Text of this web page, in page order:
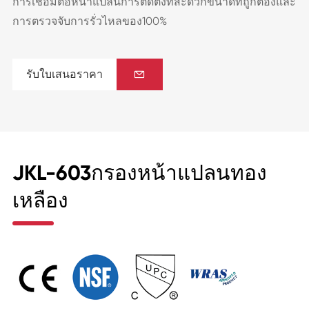
การตรวจจับการรั่วไหลของ100%
รับใบเสนอราคา 
JKL-603กรองหน้าแปลนทอง
เหลือง